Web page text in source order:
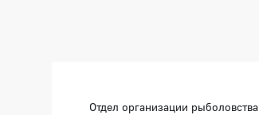
Отдел организации рыболовства